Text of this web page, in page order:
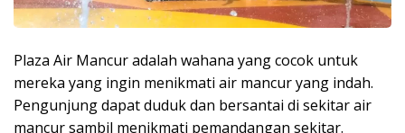
Plaza Air Mancur adalah wahana yang cocok untuk
mereka yang ingin menikmati air mancur yang indah.
Pengunjung dapat duduk dan bersantai di sekitar air
mancur sambil menikmati pemandangan sekitar.